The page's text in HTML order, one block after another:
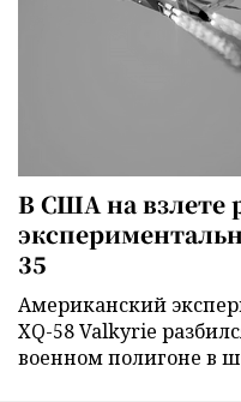
В США на взлете
35
Американский
XQ-58 Valkyrie
военном полигоне в